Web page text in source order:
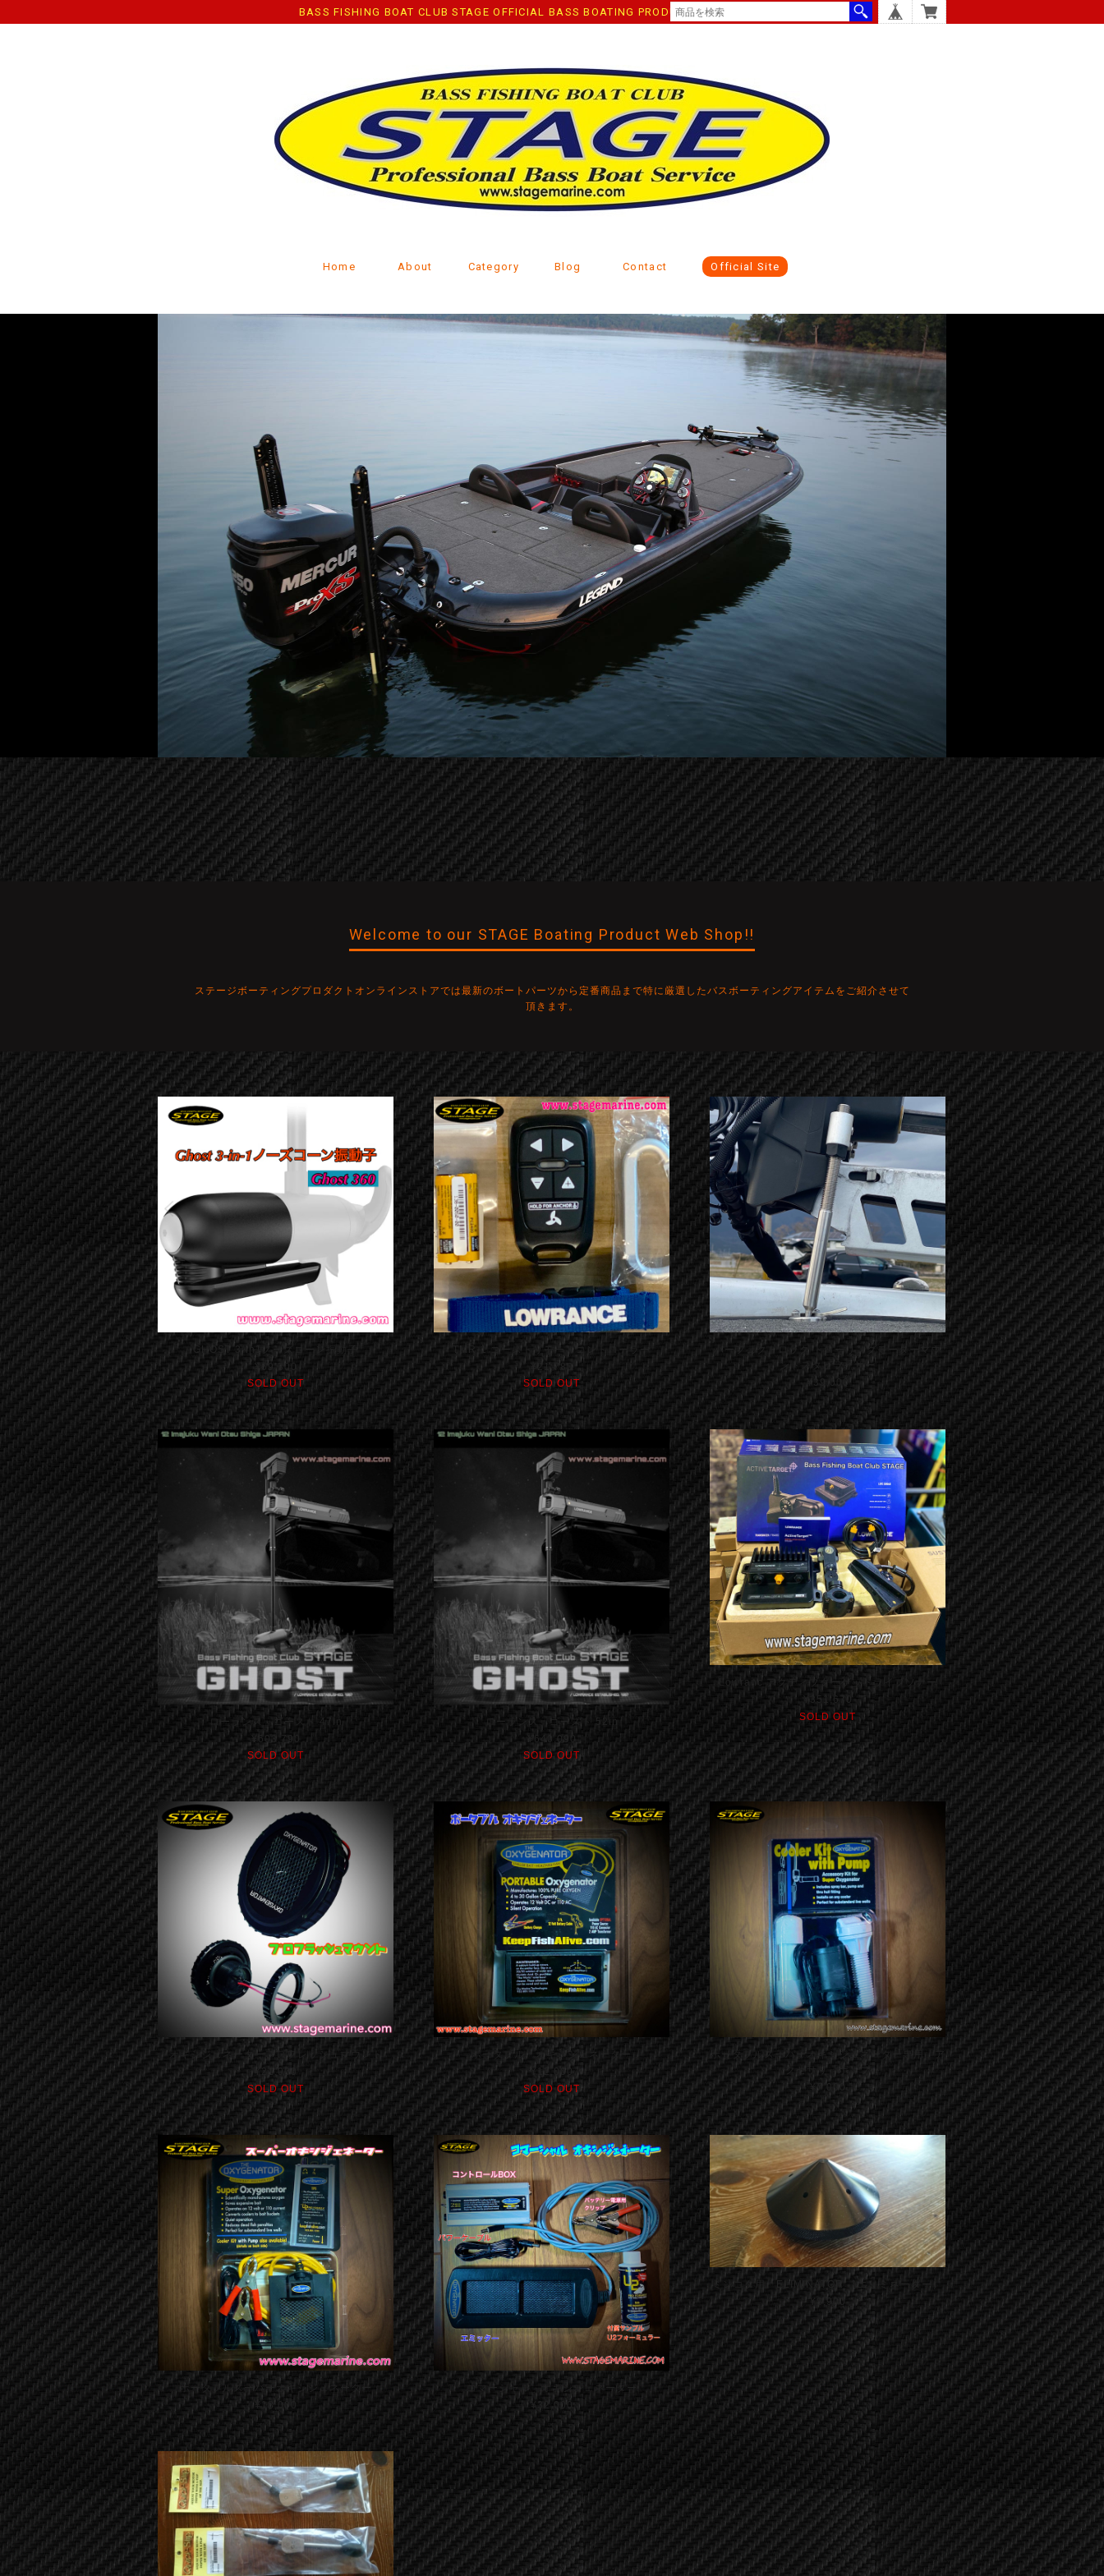
BASS FISHING BOAT CLUB STAGE OFFICIAL BASS BOATING PRODUCT ONLINE STORE
Home About Category Blog Contact Official Site
Welcome to our STAGE Boating Product Web Shop!!
ステージボーティングプロダクトオンラインストアでは最新のボートパーツから定番商品まで特に厳選したバスボーティングアイテムをご紹介させて
頂きます。
GHOST 3-in1ノーズコーン振動子
¥69,300
SOLD OUT
TMR-1 ゴーストリモートコントローラー
¥21,780
SOLD OUT
パーフェクトロック トローリングモーターマウ
ントスタビライザー
¥39,000
ローランス ゴースト 47in
¥603,790
SOLD OUT
ローランス ゴースト 52in
¥640,090
SOLD OUT
Lowranc アクティブターゲットライブソナー
¥351,670
SOLD OUT
オキシジェネータープロフレッシュマウント
¥21,000
SOLD OUT
ポータブル オキシジェネーター
¥12,000
SOLD OUT
ポータブルスーパーオキシジェネーター専用 ア
クセサリ ポンプ
¥7,000
ポータブルスーパーオキシジェネーター
¥18,000
コマーシャル オキシジェネーター
¥32,000
ミンコタ用 ELIMINATOR （エリミネーター）
¥8,900